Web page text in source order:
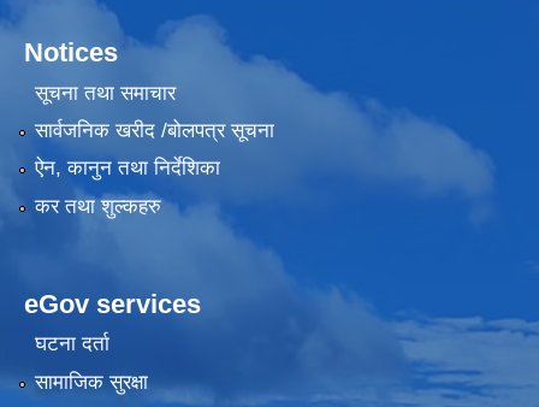
Notices
सूचना तथा समाचार
सार्वजनिक खरीद /बोलपत्र सूचना
ऐन, कानुन तथा निर्देशिका
कर तथा शुल्कहरु
eGov services
घटना दर्ता
सामाजिक सुरक्षा